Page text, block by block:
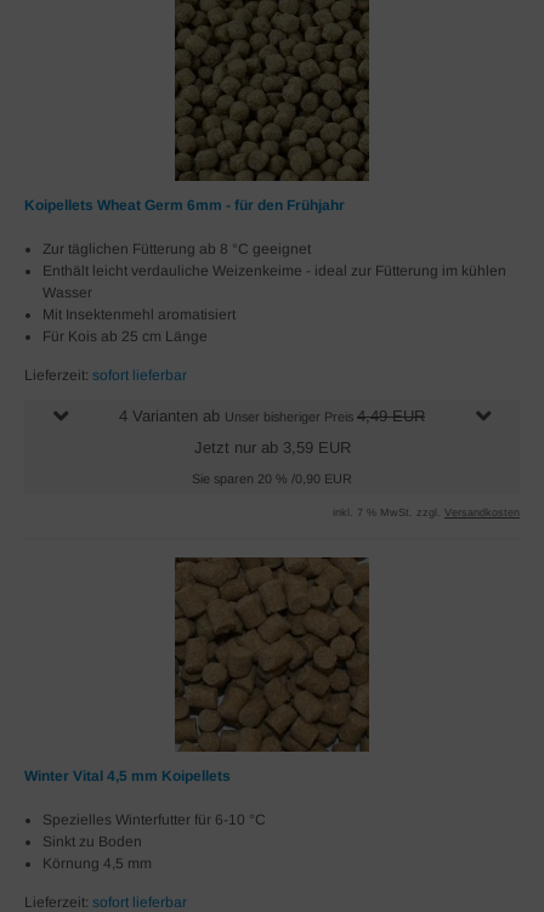
Koipellets Wheat Germ 6mm - für den Frühjahr
Zur täglichen Fütterung ab 8 °C geeignet
Enthält leicht verdauliche Weizenkeime - ideal zur Fütterung im kühlen
Wasser
Mit Insektenmehl aromatisiert
Für Kois ab 25 cm Länge
Lieferzeit: sofort lieferbar
4 Varianten ab Unser bisheriger Preis 4,49 EUR
Jetzt nur ab 3,59 EUR
Sie sparen 20 % /0,90 EUR
inkl. 7 % MwSt. zzgl. Versandkosten
Winter Vital 4,5 mm Koipellets
Spezielles Winterfutter für 6-10 °C
Sinkt zu Boden
Körnung 4,5 mm
Lieferzeit: sofort lieferbar